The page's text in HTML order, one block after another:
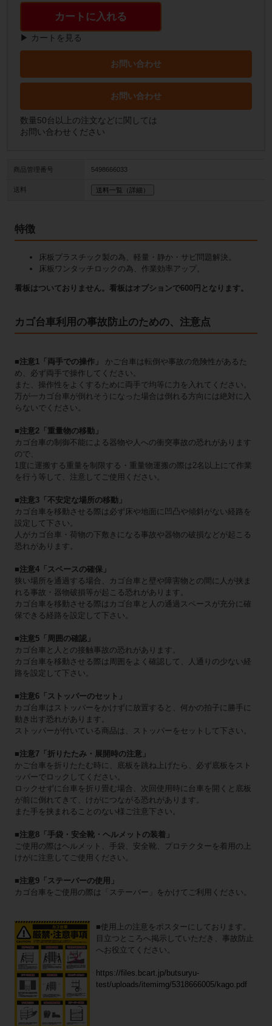
カートに入れる
▶ カートを見る
お問い合わせ
お問い合わせ
数量50台以上の注文などに関しては
お問い合わせください
商品管理番号 5498666033
送料 送料一覧（詳細）
特徴
床板プラスチック製の為、軽量・静か・サビ問題解決。
床板ワンタッチロックの為、作業効率アップ。
看板はついておりません。看板はオプションで600円となります。
カゴ台車利用の事故防止のための、注意点
■注意1「両手での操作」
かご台車は転倒や事故の危険性があるた
め、必ず両手で操作してください。
また、操作性をよくするために両手で均等に力を入れてください。
万が一カゴ台車が倒れそうになった場合は倒れる方向には絶対に入
らないでください。
■注意2「重量物の移動」
カゴ台車の制御不能による器物や人への衝突事故の恐れがあります
ので、
1度に運搬する重量を制限する・重量物運搬の際は2名以上にて作業
を行う等して、注意してご使用ください。
■注意3「不安定な場所の移動」
カゴ台車を移動させる際は必ず床や地面に凹凸や傾斜がない経路を
設定して下さい。
人がカゴ台車・荷物の下敷きになる事故や器物の破損などが起こる
恐れがあります。
■注意4「スペースの確保」
狭い場所を通過する場合、カゴ台車と壁や障害物との間に人が挟ま
れる事故・器物破損等が起こる恐れがあります。
カゴ台車を移動させる際はカゴ台車と人の通過スペースが充分に確
保できる経路を設定して下さい。
■注意5「周囲の確認」
カゴ台車と人との接触事故の恐れがあります。
カゴ台車を移動させる際は周囲をよく確認して、人通りの少ない経
路を設定して下さい。
■注意6「ストッパーのセット」
カゴ台車はストッパーをかけずに放置すると、何かの拍子に勝手に
動き出す恐れがあります。
ストッパーが付いている商品は、ストッパーをセットして下さい。
■注意7「折りたたみ・展開時の注意」
かご台車を折りたたむ時に、底板を跳ね上げたら、必ず底板をスト
ッパーでロックしてください。
ロックせずに台車を折り畳む場合、次回使用時に台車を開くと底板
が前に倒れてきて、けがにつながる恐れがあります。
また手を挟まれることのない様ご注意下さい。
■注意8「手袋・安全靴・ヘルメットの装着」
ご使用の際はヘルメット、手袋、安全靴、プロテクターを着用の上
けがに注意してご使用ください。
■注意9「ステーバーの使用」
カゴ台車をご使用の際は「ステーバー」をかけてご利用ください。
■使用上の注意をポスターにしております。
目立つところへ掲示していただき、事故防止
へお役立てください。
https://files.bcart.jp/butsuryu-
test/uploads/itemimg/5318666005/kago.pdf